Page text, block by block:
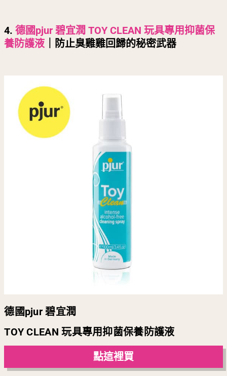
4.德國pjur 碧宜潤 TOY CLEAN 玩具專用抑菌保
養防護液｜防止臭雞雞回歸的秘密武器
德國pjur 碧宜潤
TOY CLEAN 玩具專用抑菌保養防護液
點這裡買